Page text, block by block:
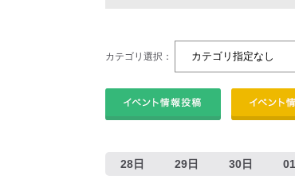
カテゴリ選択：
28日 29日 30日